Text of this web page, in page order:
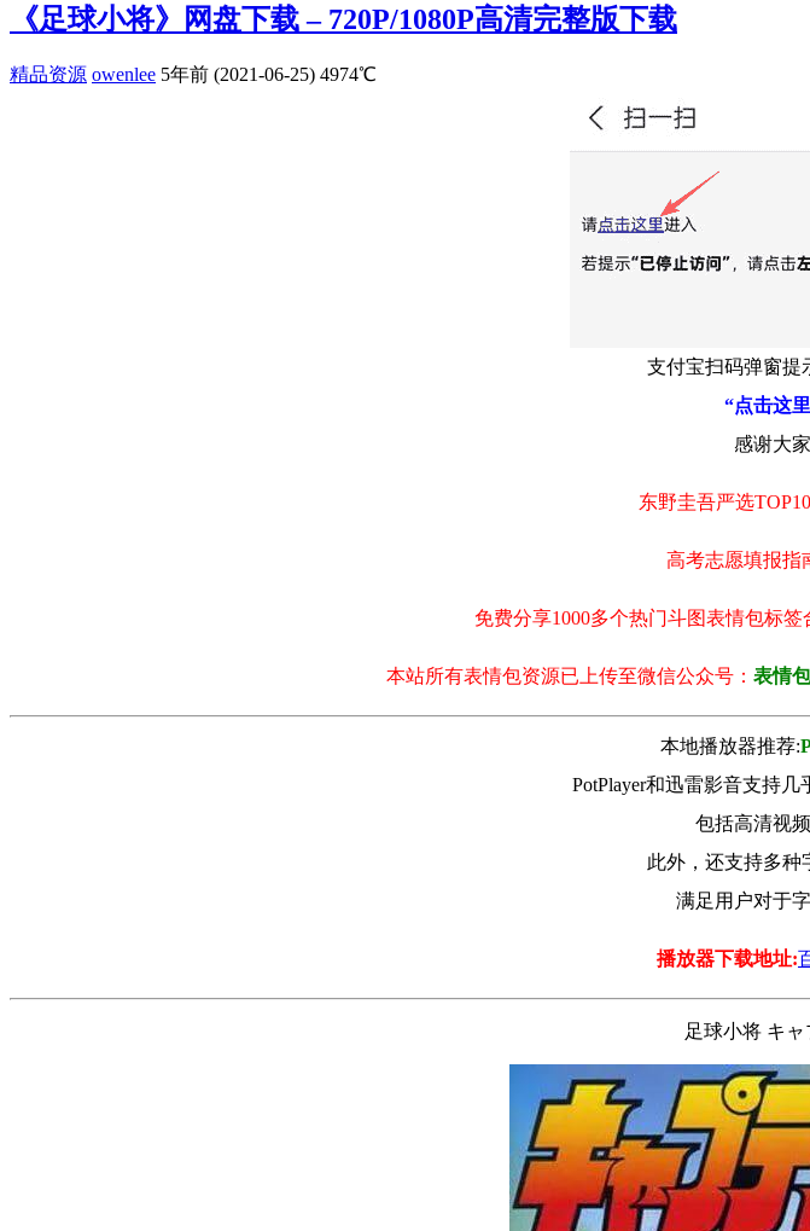
《足球小将》网盘下载 – 720P/1080P高清完整版下载
精品资源 owenlee 5年前 (2021-06-25) 4974℃
支付宝扫码弹窗提
“点击这
感谢大
东野圭吾严选
高考志愿填报指
免费分享1000多个热门斗图表情包
本站所有表情包资源已上传至微信公众号： 表情
本地播放器推荐:
PotPlayer和迅雷影音支持
包括高清视
此外，还支持多种
满足用户对于
播放器下载地址:
足球小将 キャ